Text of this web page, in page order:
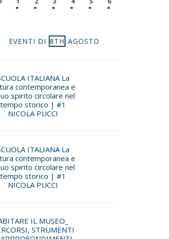
EVENTI DI 8TH AGOSTO
ITALIANA La
contemporanea e
spirito circolare nel
tempo storico | #1
NICOLA PUCCI
ITALIANA La
contemporanea e
spirito circolare nel
tempo storico | #1
NICOLA PUCCI
IL MUSEO_
STRUMENTI